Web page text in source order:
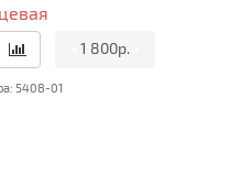
1 800р.
5408-01